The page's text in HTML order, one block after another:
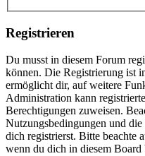
Registrieren
Du musst in diesem Forum
können. Die Registrierung ist
ermöglicht dir, auf weitere
Administration kann
Berechtigungen zuweisen.
Nutzungsbedingungen und
dich registrierst. Bitte beachte
wenn du dich in diesem Board